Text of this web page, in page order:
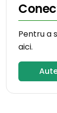
Pentru a
aici.